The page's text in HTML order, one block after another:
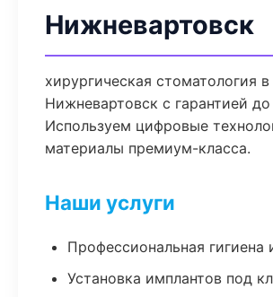
Нижневартовск
хирургическая стоматология в
Нижневартовск с гарантией до
Используем цифровые
материалы премиум-класса.
Наши услуги
Профессиональная гигиена
Установка имплантов под